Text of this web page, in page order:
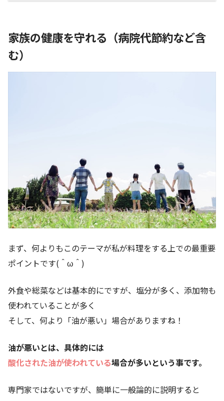
家族の健康を守れる（病院代節約など含
む）
まず、何よりもこのテーマが私が料理をする上での最重要
ポイントです(＾ω＾)
外食や総菜などは基本的にですが、塩分が多く、添加物も
使われていることが多く
そして、何より「油が悪い」場合がありますね！
油が悪いとは、具体的には
酸化された油が使われている場合が多いという事です。
専門家ではないですが、簡単に一般論的に説明すると